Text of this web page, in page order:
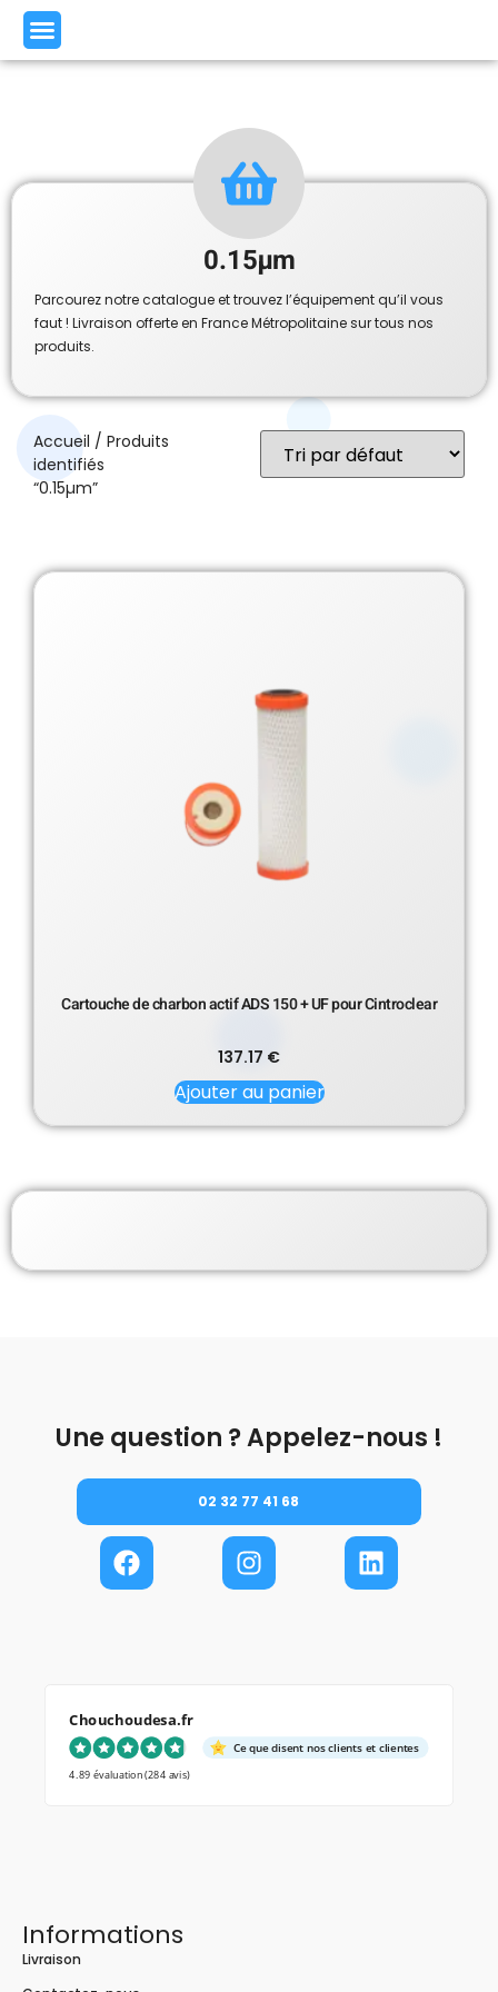
0.15µm
Parcourez notre catalogue et trouvez l’équipement qu’il vous
faut ! Livraison offerte en France Métropolitaine sur tous nos
produits.
Accueil / Produits
identifiés
“0.15µm”
Cartouche de charbon actif ADS 150 + UF pour Cintroclear
137.17 €
Ajouter au panier
Une question ? Appelez-nous !
02 32 77 41 68
Chouchoudesa.fr
Ce que disent nos clients et clientes
4.89 évaluation(284 avis)
Informations
Livraison